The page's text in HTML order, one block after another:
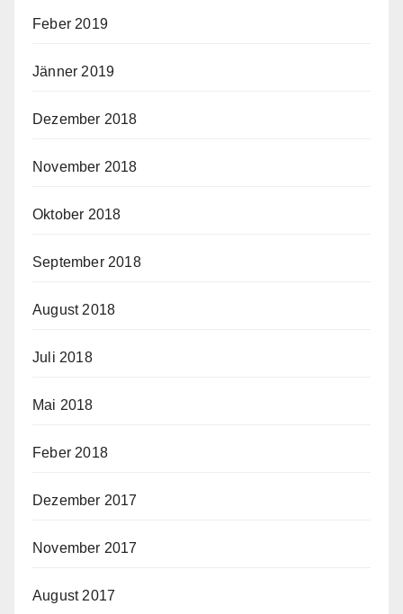
Feber 2019
Jänner 2019
Dezember 2018
November 2018
Oktober 2018
September 2018
August 2018
Juli 2018
Mai 2018
Feber 2018
Dezember 2017
November 2017
August 2017